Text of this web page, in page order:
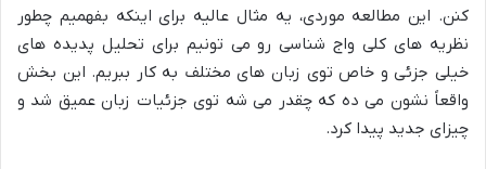
کنن. این مطالعه موردی، یه مثال عالیه برای اینکه بفهمیم چطور
نظریه های کلی واج شناسی رو می تونیم برای تحلیل پدیده های
خیلی جزئی و خاص توی زبان های مختلف به کار ببریم. این بخش
واقعاً نشون می ده که چقدر می شه توی جزئیات زبان عمیق شد و
چیزای جدید پیدا کرد.